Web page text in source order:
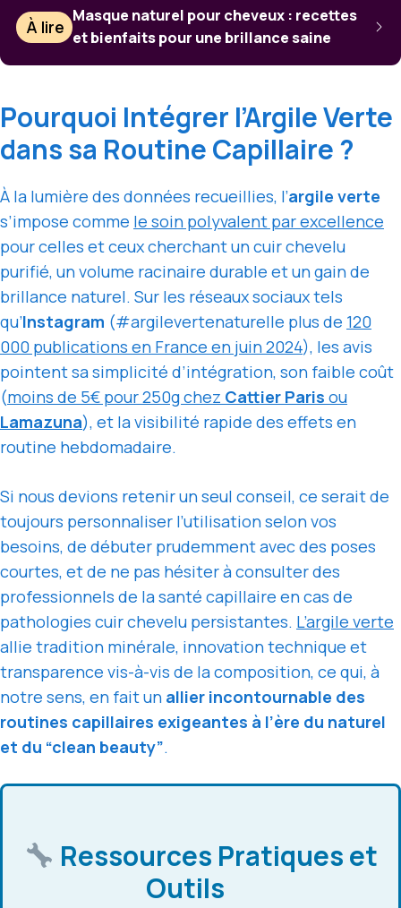
À lire
Masque naturel pour cheveux : recettes
et bienfaits pour une brillance saine
Pourquoi Intégrer l’Argile Verte
dans sa Routine Capillaire ?
À la lumière des données recueillies, l’argile verte
s’impose comme le soin polyvalent par excellence
pour celles et ceux cherchant un cuir chevelu
purifié, un volume racinaire durable et un gain de
brillance naturel. Sur les réseaux sociaux tels
qu’Instagram (#argilevertenaturelle plus de 120
000 publications en France en juin 2024), les avis
pointent sa simplicité d’intégration, son faible coût
(moins de 5€ pour 250g chez Cattier Paris ou
Lamazuna), et la visibilité rapide des effets en
routine hebdomadaire.
Si nous devions retenir un seul conseil, ce serait de
toujours personnaliser l’utilisation selon vos
besoins, de débuter prudemment avec des poses
courtes, et de ne pas hésiter à consulter des
professionnels de la santé capillaire en cas de
pathologies cuir chevelu persistantes. L’argile verte
allie tradition minérale, innovation technique et
transparence vis-à-vis de la composition, ce qui, à
notre sens, en fait un allier incontournable des
routines capillaires exigeantes à l’ère du naturel
et du “clean beauty”.
Ressources Pratiques et
Outils